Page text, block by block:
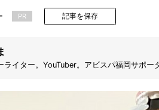
PR 記事を保存
ライター。YouTuber。アビスパ福岡サポ